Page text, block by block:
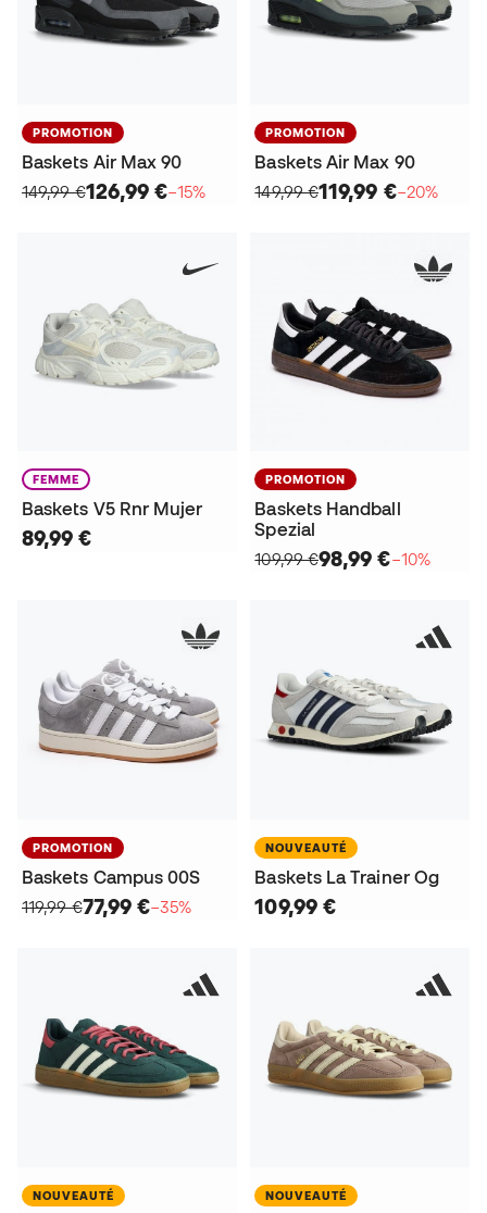
PROMOTION
Baskets Air Max 90
149,99 €126,99 €−15%
PROMOTION
Baskets Air Max 90
149,99 €119,99 €−20%
FEMME
Baskets V5 Rnr Mujer
89,99 €
PROMOTION
Baskets Handball
Spezial
109,99 €98,99 €−10%
PROMOTION
Baskets Campus 00S
119,99 €77,99 €−35%
NOUVEAUTÉ
Baskets La Trainer Og
109,99 €
NOUVEAUTÉ NOUVEAUTÉ